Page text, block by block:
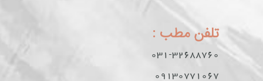
تلفن مطب :
031-32688760
09130771067